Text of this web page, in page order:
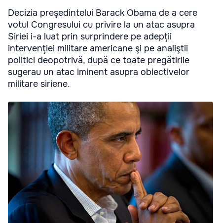
Decizia preşedintelui Barack Obama de a cere
votul Congresului cu privire la un atac asupra
Siriei i-a luat prin surprindere pe adepţii
intervenţiei militare americane şi pe analiştii
politici deopotrivă, după ce toate pregătirile
sugerau un atac iminent asupra obiectivelor
militare siriene.